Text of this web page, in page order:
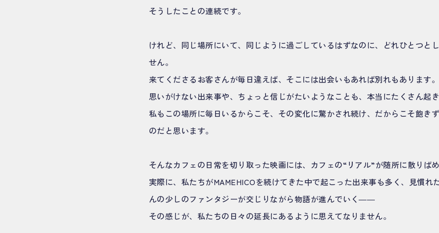
そうしたことの連続です。
けれど、同じ場所にいて、同じように過ごしているはずなのに、どれひとつと
せん。
来てくださるお客さんが毎日違えば、そこには出会いもあれば別れもあります
思いがけない出来事や、ちょっと信じがたいようなことも、本当にたくさん起
私もこの場所に毎日いるからこそ、その変化に驚かされ続け、だからこそ飽き
のだと思います。
そんなカフェの日常を切り取った映画には、カフェの“リアル”が随所に散りば
実際に、私たちがMAMEHICOを続けてきた中で起こった出来事も多く、見慣れ
んの少しのファンタジーが交じりながら物語が進んでいく――
その感じが、私たちの日々の延長にあるように思えてなりません。